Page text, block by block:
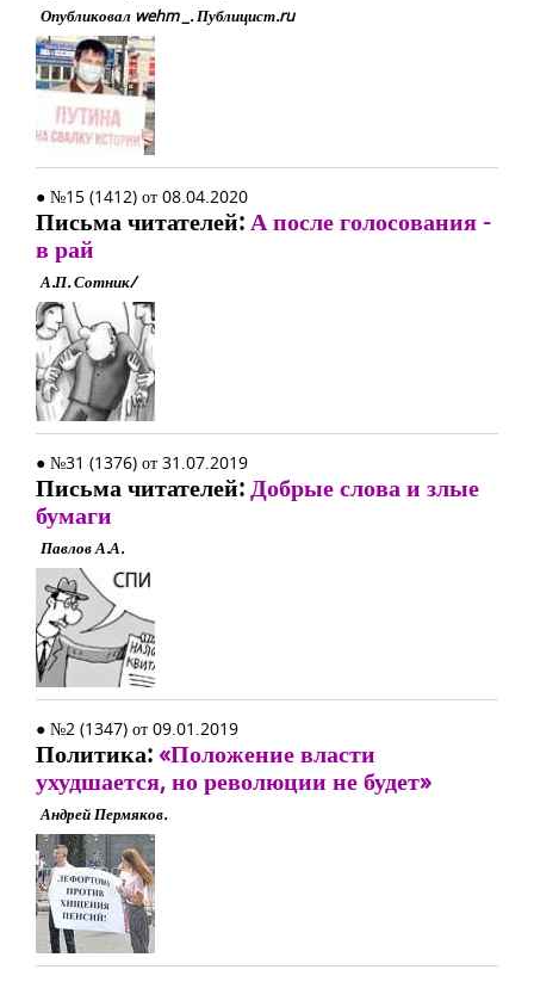
Опубликовал wehm _. Публицист.ru
● №15 (1412) от 08.04.2020
Письма читателей:А после голосования -
в рай
А.П. Сотник/
● №31 (1376) от 31.07.2019
Письма читателей:Добрые слова и злые
бумаги
Павлов А.А.
● №2 (1347) от 09.01.2019
Политика:«Положение власти
ухудшается, но революции не будет»
Андрей Пермяков.